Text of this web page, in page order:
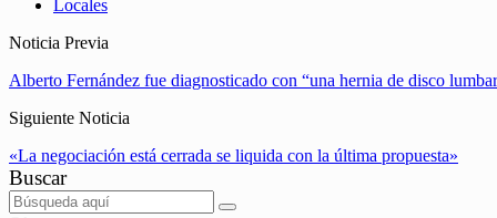
Locales
Noticia Previa
Alberto Fernández fue diagnosticado con “una hernia de disco
Siguiente Noticia
«La negociación está cerrada se liquida con la última propuesta»
Buscar